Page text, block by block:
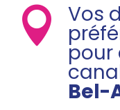
 Vos
pour
Bel-